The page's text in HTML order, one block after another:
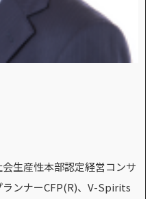
生産性本部認定経営コンサ
ンナーCFP(R)、V-Spirits